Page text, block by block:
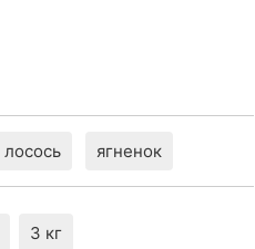
лосось ягненок
3 кг